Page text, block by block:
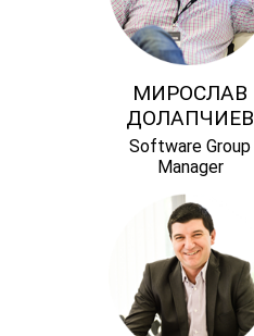
МИРОСЛАВ
ДОЛАПЧИЕВ
Software Group
Manager